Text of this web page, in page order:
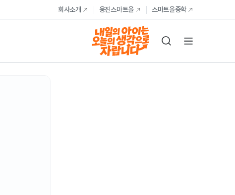
회사소개 웅진스마트올 스마트올중학